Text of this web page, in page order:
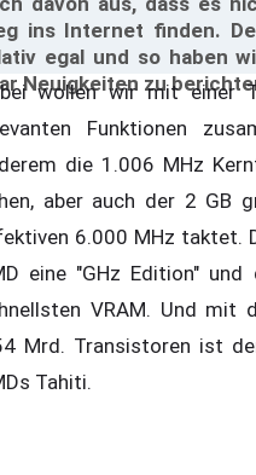
ins Internet finden.
egal und so haben
Neuigkeiten zu
wollen wir mit einer
Funktionen
die 1.006 MHz
aber auch der 2 GB
6.000 MHz taktet.
eine "GHz Edition"
VRAM. Und mit
Mrd. Transistoren ist
Tahiti.